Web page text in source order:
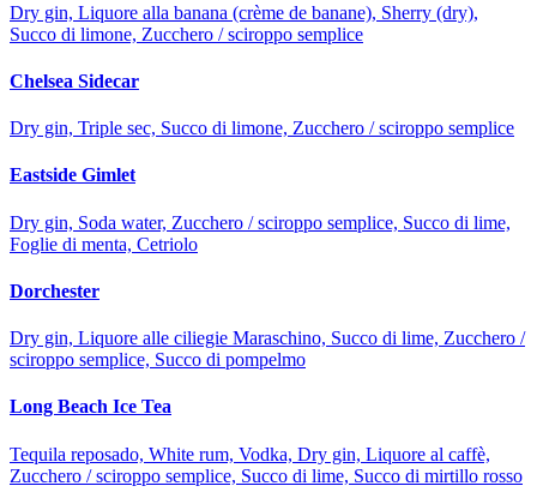
Dry gin, Liquore alla banana (crème de banane), Sherry (dry),
Succo di limone, Zucchero / sciroppo semplice
Chelsea Sidecar
Dry gin, Triple sec, Succo di limone, Zucchero / sciroppo semplice
Eastside Gimlet
Dry gin, Soda water, Zucchero / sciroppo semplice, Succo di lime,
Foglie di menta, Cetriolo
Dorchester
Dry gin, Liquore alle ciliegie Maraschino, Succo di lime, Zucchero /
sciroppo semplice, Succo di pompelmo
Long Beach Ice Tea
Tequila reposado, White rum, Vodka, Dry gin, Liquore al caffè,
Zucchero / sciroppo semplice, Succo di lime, Succo di mirtillo rosso